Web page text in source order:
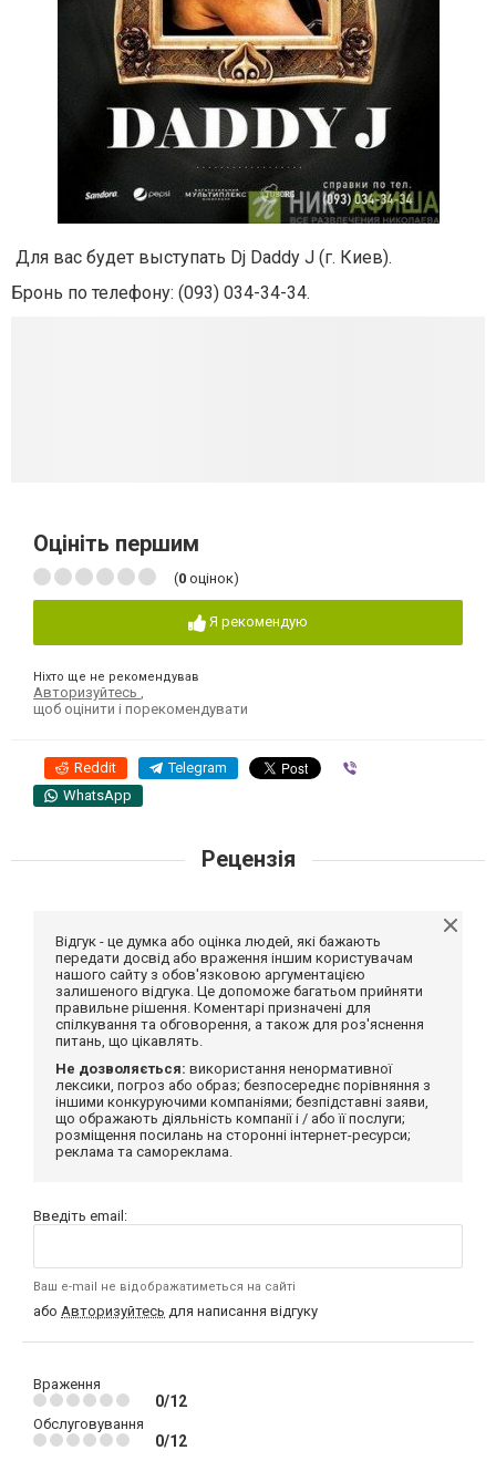
Для вас будет выступать Dj Daddy J (г. Киев).
Бронь по телефону: (093) 034-34-34.
Оцініть першим
(0 оцінок)
Я рекомендую
Ніхто ще не рекомендував
Авторизуйтесь
щоб оцінити і порекомендувати
Reddit Telegram
WhatsApp
Рецензія
Відгук - це думка або оцінка людей, які бажають
передати досвід або враження іншим користувачам
нашого сайту з обов'язковою аргументацією
залишеного відгука. Це допоможе багатьом прийняти
правильне рішення. Коментарі призначені для
спілкування та обговорення, а також для роз'яснення
питань, що цікавлять.
Не дозволяється: використання ненормативної
лексики, погроз або образ; безпосереднє порівняння з
іншими конкуруючими компаніями; безпідставні заяви,
що ображають діяльність компанії і / або її послуги;
розміщення посилань на сторонні інтернет-ресурси;
реклама та самореклама.
Введіть email:
Ваш e-mail не відображатиметься на сайті
або Авторизуйтесь для написання відгуку
Враження
0/12
Обслуговування
0/12